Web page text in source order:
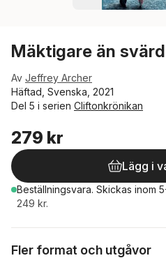
Mäktigare än
Av Jeffrey Archer
Häftad, Svenska, 2021
Del 5 i serien Cliftonkrönikan
279 kr
Lägg i
Beställningsvara. Skickas inom
249 kr.
Fler format och utgåvor